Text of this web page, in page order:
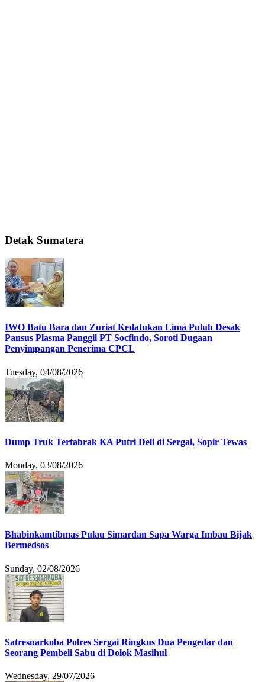
Detak Sumatera
IWO Batu Bara dan Zuriat Kedatukan Lima Puluh Desak
Pansus Plasma Panggil PT Socfindo, Soroti Dugaan
Penyimpangan Penerima CPCL
Tuesday, 04/08/2026
Dump Truk Tertabrak KA Putri Deli di Sergai, Sopir Tewas
Monday, 03/08/2026
Bhabinkamtibmas Pulau Simardan Sapa Warga Imbau Bijak
Bermedsos
Sunday, 02/08/2026
Satresnarkoba Polres Sergai Ringkus Dua Pengedar dan
Seorang Pembeli Sabu di Dolok Masihul
Wednesday, 29/07/2026